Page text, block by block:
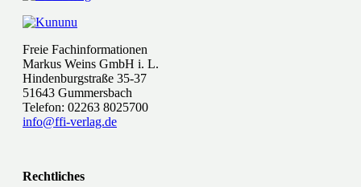
Freie Fachinformationen
Markus Weins GmbH i. L.
Hindenburgstraße 35-37
51643 Gummersbach
Telefon: 02263 8025700
info@ffi-verlag.de
Rechtliches